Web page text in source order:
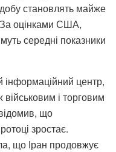
становлять майже
За оцінками США,
середні показники
центр,
і торговим
що
зростає.
що Іран продовжує